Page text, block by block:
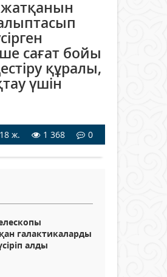
сағат бойы
құралы,
үшін
ж. 1 368 0
галактикаларды
алды